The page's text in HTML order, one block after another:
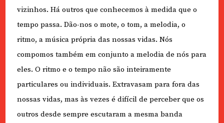
vizinhos. Há outros que conhecemos à medida que o
tempo passa. Dão-nos o mote, o tom, a melodia, o
ritmo, a música própria das nossas vidas. Nós
compomos também em conjunto a melodia de nós para
eles. O ritmo e o tempo não são inteiramente
particulares ou individuais. Extravasam para fora das
nossas vidas, mas às vezes é difícil de perceber que os
outros desde sempre escutaram a mesma banda